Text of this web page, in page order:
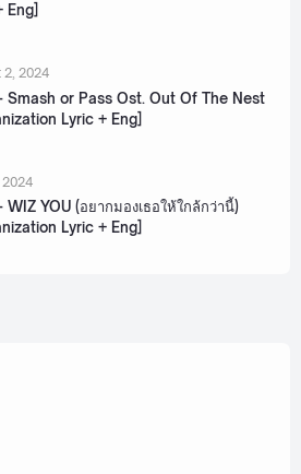
Eng]
2, 2024
Smash or Pass Ost. Out Of The Nest
Lyric + Eng]
2024
WIZ YOU (อยากมองเธอให้ใกล้กว่านี้)
Lyric + Eng]